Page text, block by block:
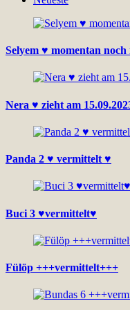
Selyem ♥ momentan
Nera ♥ zieht am
Panda 2 ♥ vermittelt ♥
Buci 3 ♥vermittelt♥
Fülöp +++vermittelt+++